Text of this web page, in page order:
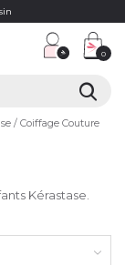
0
Coiffage Couture
Kérastase.